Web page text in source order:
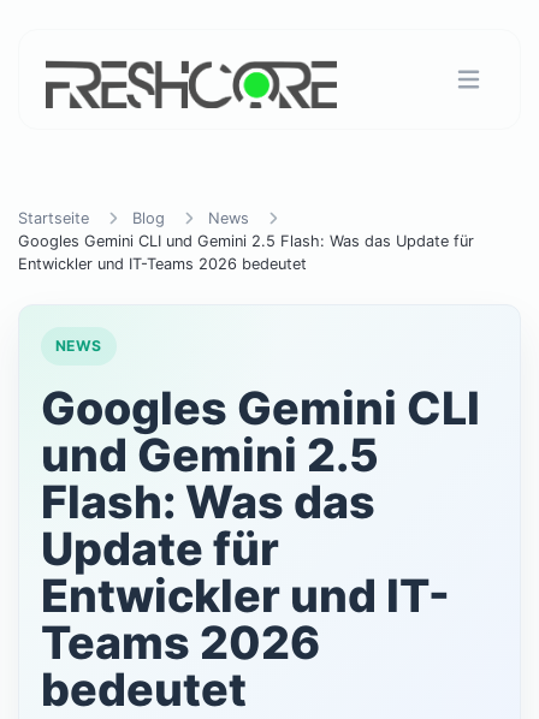
Startseite Blog
News
Googles Gemini CLI und Gemini 2.5 Flash: Was das Update für
Entwickler und IT-Teams 2026 bedeutet
NEWS
Googles Gemini CLI
und Gemini 2.5
Flash: Was das
Update für
Entwickler und IT-
Teams 2026
bedeutet